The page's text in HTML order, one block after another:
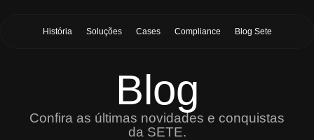
História Soluções Cases Compliance Blog Sete
Blog
Confira as últimas novidades e conquistas
da SETE.